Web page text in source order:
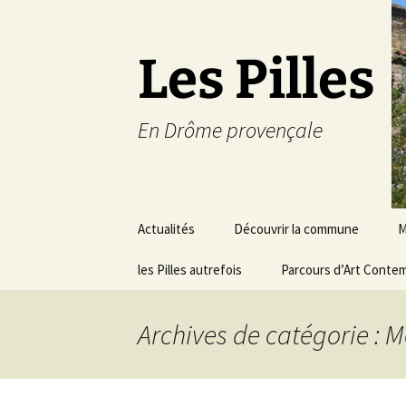
Les Pilles
En Drôme provençale
Aller
contenu
Actualités Découvrir la commune
Le mot du maire
Plans du village
les Pilles autrefois Parcours d’Art
Archives de catégorie :